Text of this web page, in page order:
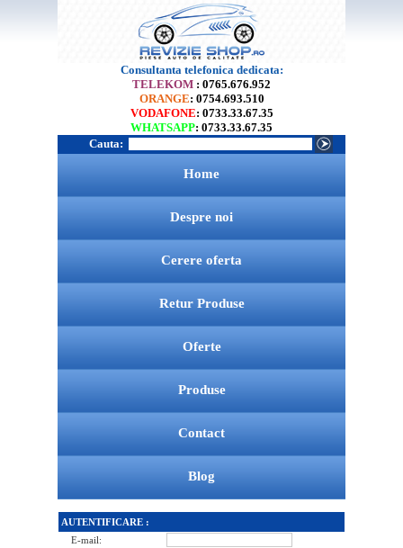
Consultanta telefonica dedicata:
TELEKOM : 0765.676.952
ORANGE: 0754.693.510
VODAFONE: 0733.33.67.35
WHATSAPP: 0733.33.67.35
Cauta:
Home
Despre noi
Cerere oferta
Retur Produse
Oferte
Produse
Contact
Blog
AUTENTIFICARE :
E-mail: